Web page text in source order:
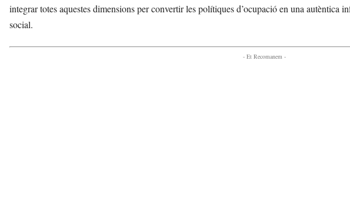
integrar totes aquestes dimensions per convertir les polítiques d’ocupació en una autèntica
social.
- Et Recomanem -